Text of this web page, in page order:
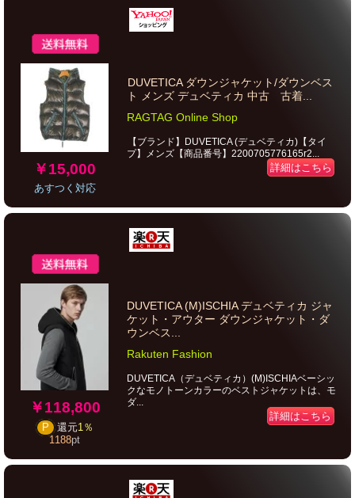
￥15,000
あすつく対応
DUVETICA ダウンジャケット/ダウンベス
ト メンズ デュベティカ 中古 古着...
RAGTAG Online Shop
【ブランド】DUVETICA (デュベティカ)【タイ
プ】メンズ【商品番号】2200705776165r2...
詳細はこちら
￥118,800
P 還元1％
1188pt
DUVETICA (M)ISCHIA デュベティカ ジャ
ケット・アウター ダウンジャケット・ダ
ウンベス...
Rakuten Fashion
DUVETICA（デュベティカ）(M)ISCHIAベーシッ
クなモノトーンカラーのベストジャケットは、モ
ダ...
詳細はこちら